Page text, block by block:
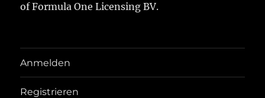
of Formula One Licensing BV.
Anmelden
Registrieren